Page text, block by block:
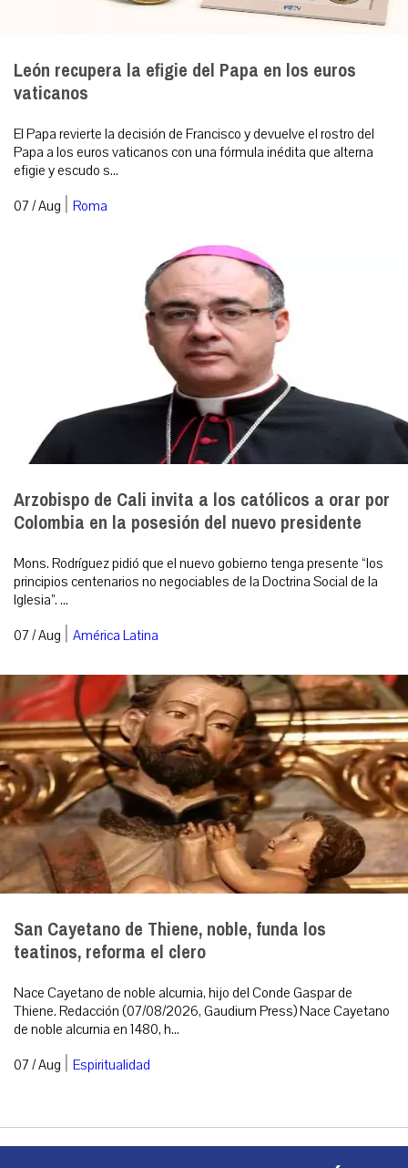
León recupera la efigie del Papa en los euros
vaticanos
El Papa revierte la decisión de Francisco y devuelve el rostro del
Papa a los euros vaticanos con una fórmula inédita que alterna
efigie y escudo s...
07 / Aug | Roma
Arzobispo de Cali invita a los católicos a orar por
Colombia en la posesión del nuevo presidente
Mons. Rodríguez pidió que el nuevo gobierno tenga presente “los
principios centenarios no negociables de la Doctrina Social de la
Iglesia”. ...
07 / Aug | América Latina
San Cayetano de Thiene, noble, funda los
teatinos, reforma el clero
Nace Cayetano de noble alcurnia, hijo del Conde Gaspar de
Thiene. Redacción (07/08/2026, Gaudium Press) Nace Cayetano
de noble alcurnia en 1480, h...
07 / Aug | Espiritualidad